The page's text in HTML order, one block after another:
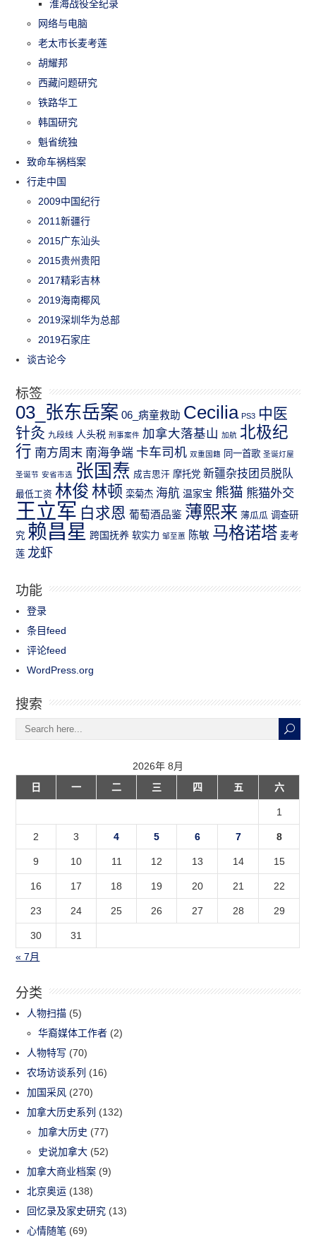
淮海战役全纪录
网络与电脑
老太市长麦考莲
胡耀邦
西藏问题研究
铁路华工
韩国研究
魁省统独
致命车祸档案
行走中国
2009中国纪行
2011新疆行
2015广东汕头
2015贵州贵阳
2017精彩吉林
2019海南椰风
2019深圳华为总部
2019石家庄
谈古论今
标签
03_张东岳案 06_病童救助 Cecilia PS3 中医
针灸 九段线 人头税 刑事案件 加拿大落基山 加航 北极纪
行 南方周末 南海争端 卡车司机 双重国籍 同一首歌 圣诞灯屋
圣诞节 安省市选 张国焘 成吉思汗 摩托党 新疆杂技团员脱队
最低工资 林俊 林顿 栾菊杰 海航 温家宝 熊猫 熊猫外交
王立军 白求恩 葡萄酒品鉴 薄熙来 薄瓜瓜 调查研
究 赖昌星 跨国抚养 软实力 邹至蕙 陈敏 马格诺塔 麦考
莲 龙虾
功能
登录
条目feed
评论feed
WordPress.org
搜索
2026年 8月
日
一 二 三 四 五 六
1
2 3 4 5 6 7 8
9 10 11 12 13 14 15
16 17 18 19 20 21 22
23 24 25 26 27 28 29
30
31
« 7月
分类
人物扫描 (5)
华裔媒体工作者 (2)
人物特写 (70)
农场访谈系列 (16)
加国采风 (270)
加拿大历史系列 (132)
加拿大历史 (77)
史说加拿大 (52)
加拿大商业档案 (9)
北京奥运 (138)
回忆录及家史研究 (13)
心情随笔 (69)